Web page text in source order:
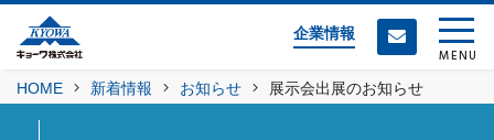
企業情報
MENU
HOME 新着情報 お知らせ 展示会出展のお知らせ